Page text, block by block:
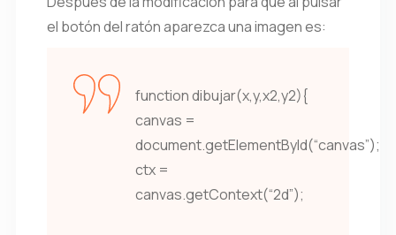
el botón del ratón aparezca una imagen es:
function dibujar(x,y,x2,y2){
canvas =
document.getElementById(“canvas”);
ctx =
canvas.getContext(“2d”);